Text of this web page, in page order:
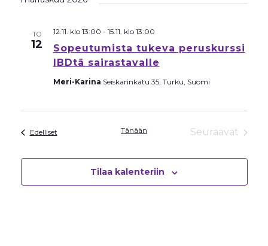
päivä.
TO
12
Sopeutumista tukeva peruskurssi
IBDtä sairastavalle
12.11. klo 13:00 - 15.11. klo 13:00
Meri-Karina Seiskarinkatu 35, Turku, Suomi
EdellisetTapahtumat Tänään
Seuraavat
Tilaa kalenteriin